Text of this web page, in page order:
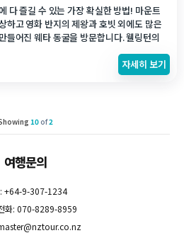
다 즐길 수 있는 가장 확실한 방법! 마운트
하고 영화 반지의 제왕과 호빗 외에도 많은
들어진 웨타 동굴을 방문합니다. 웰링턴의
사 후 케이블 카를 타고 시내 정상에 올라 웰
원, 국회의사당, 올드 세인트 폴 교회, 뉴질
인 테파파 관람 등 꽉찬 하루를 즐길 수 있습
자세히 보기
10 of2
여행문의
+64-9-307-1234
화: 070-8289-8959